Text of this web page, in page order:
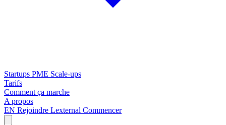
Startups PME Scale-ups
Tarifs
Comment ça marche
A propos
EN Rejoindre Lexternal Commencer